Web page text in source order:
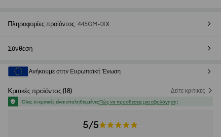
Πληροφορίες προϊόντος 445GM-01X
Σύνθεση
Ανήκουμε στην Ευρωπαϊκή Ένωση
Κριτικές προϊόντος(18) Δείτε κριτικές
Όλες οι κριτικές είναι επαληθευμένεςΠώς να προσθέσεις μια αξιολόγηση;
5/5